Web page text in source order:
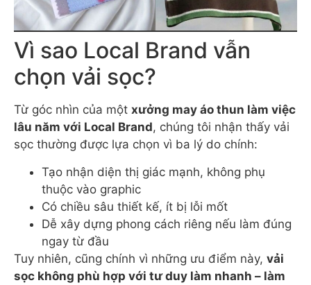
Vì sao Local Brand vẫn
chọn vải sọc?
Từ góc nhìn của một xưởng may áo thun làm việc
lâu năm với Local Brand, chúng tôi nhận thấy vải
sọc thường được lựa chọn vì ba lý do chính:
Tạo nhận diện thị giác mạnh, không phụ
thuộc vào graphic
Có chiều sâu thiết kế, ít bị lỗi mốt
Dễ xây dựng phong cách riêng nếu làm đúng
ngay từ đầu
Tuy nhiên, cũng chính vì những ưu điểm này, vải
sọc không phù hợp với tư duy làm nhanh – làm